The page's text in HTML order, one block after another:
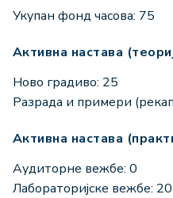
Укупан фонд часова: 75
Активна настава
Ново градиво: 25
Разрада и примери
Активна настава
Аудиторне вежбе: 0
Лабораторијске вежбе: 20